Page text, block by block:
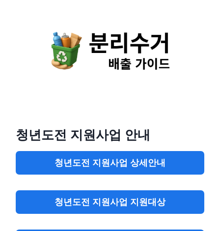
청년도전 지원사업 안내
청년도전 지원사업 상세안내
청년도전 지원사업 지원대상